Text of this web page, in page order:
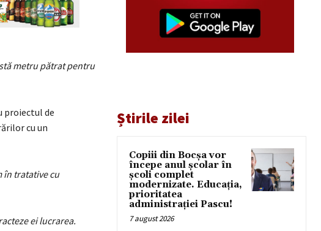
metru pătrat pentru
proiectul de
cu un
în tratative cu
ei lucrarea.
Știrile zilei
Copiii din Bocșa vor
începe anul școlar în
școli complet
modernizate. Educația,
prioritatea
administrației Pascu!
7 august 2026